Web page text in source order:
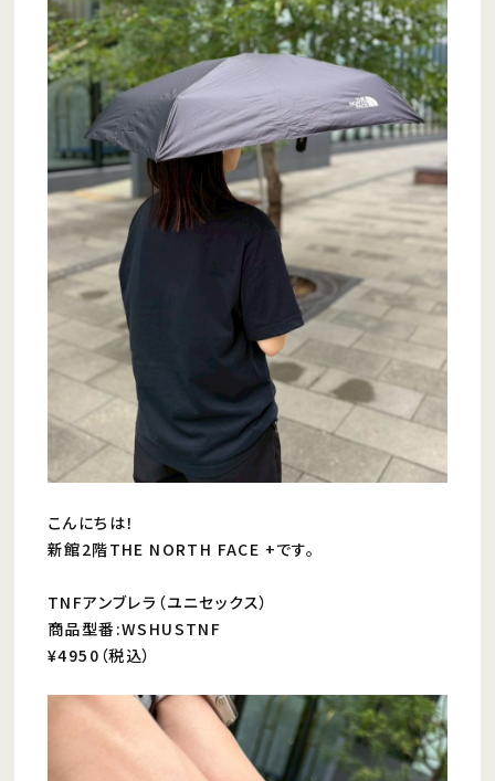
こんにちは！
新館2階THE NORTH FACE +です。
TNFアンブレラ（ユニセックス）
商品型番:WSHUSTNF
¥4950（税込）